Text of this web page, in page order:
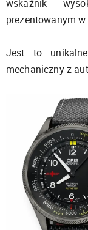
wskaźnik
prezentowanym
Jest to
mechaniczny z